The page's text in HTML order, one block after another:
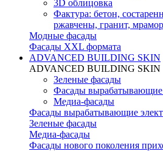
3D облицовка
Фактура: бетон,
ржавчены, гранит,
Модные фасады
Фасады XXL формата
ADVANCED BUILDING SKIN
ADVANCED BUILDING SKIN
Зеленые фасады
Фасады вырабатывающие
Медиа-фасады
Фасады вырабатывающие
Зеленые фасады
Медиа-фасады
Фасады нового поколения